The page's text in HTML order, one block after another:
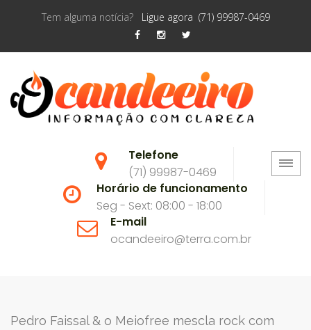
Tem alguma notícia? Ligue agora (71) 99987-0469
Telefone
(71) 99987-0469
Horário de funcionamento
Seg - Sext: 08:00 - 18:00
E-mail
ocandeeiro@terra.com.br
Pedro Faissal & o Meiofree mescla rock com